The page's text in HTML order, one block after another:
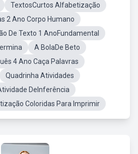
TextosCurtos Alfabetização
2 Ano Corpo Humano
De Texto 1 AnoFundamental
A BolaDe Beto
4 Ano Caça Palavras
Quadrinha Atividades
DeInferência
Coloridas Para Imprimir